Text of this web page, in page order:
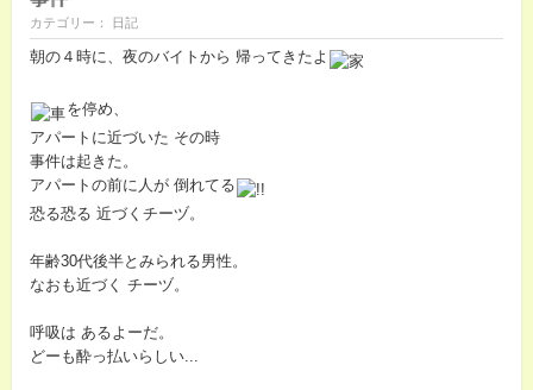
カテゴリー： 日記
朝の４時に、夜のバイトから 帰ってきたよ
を停め、
アパートに近づいた その時
事件は起きた。
アパートの前に人が 倒れてる
恐る恐る 近づくチーヅ。
年齢30代後半とみられる男性。
なおも近づく チーヅ。
呼吸は あるよーだ。
どーも酔っ払いらしい...